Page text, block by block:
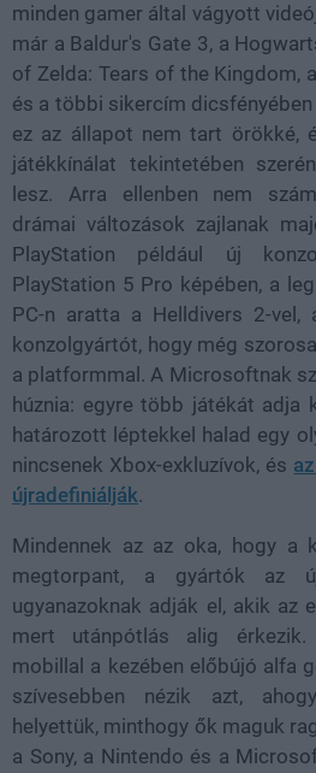
minden gamer által vágyott
már a Baldur's Gate 3, a
of Zelda: Tears of the Kingdom,
és a többi sikercím
ez az állapot nem tart örökké,
játékkínálat tekintetében
lesz. Arra ellenben nem
drámai változások zajlanak
PlayStation például új
PlayStation 5 Pro képében, a
PC-n aratta a Helldivers 2-
konzolgyártót, hogy még
a platformmal. A Microsoftnak
húznia: egyre több játékát adja
határozott léptekkel halad egy
nincsenek Xbox-exkluzívok, és
újradefiniálják.
Mindennek az az oka, hogy a
megtorpant, a gyártók az
ugyanazoknak adják el, akik az
mert utánpótlás alig
mobillal a kezében előbújó alfa
szívesebben nézik azt,
helyettük, minthogy ők maguk
a Sony, a Nintendo és a